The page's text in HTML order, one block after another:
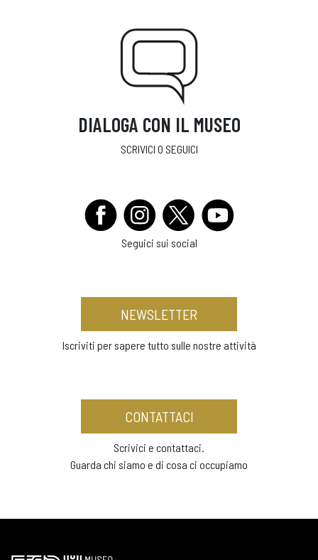
DIALOGA CON IL MUSEO
SCRIVICI O SEGUICI
Seguici sui social
NEWSLETTER
Iscriviti per sapere tutto sulle nostre attività
CONTATTACI
Scrivici e contattaci.
Guarda chi siamo e di cosa ci occupiamo